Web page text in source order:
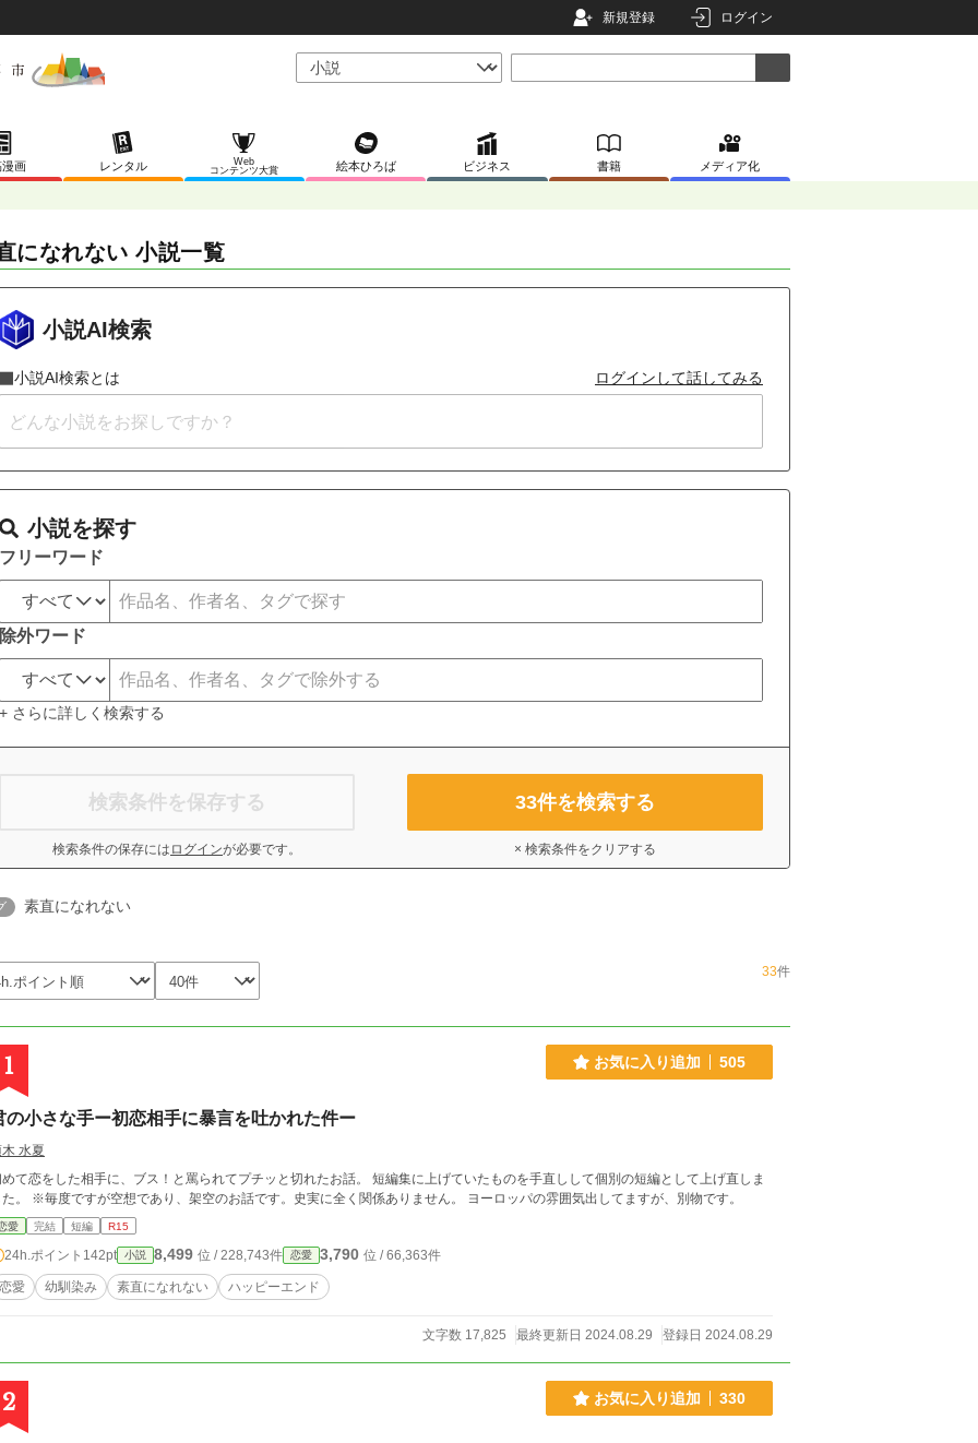
新規登録 ログイン
画 レンタル
Web
コンテンツ大賞
絵本ひろば ビジネス 書籍 メディア化
になれない 小説一覧
小説AI検索
小説AI検索とは ログインして話してみる
小説を探す
フリーワード
除外ワード
+ さらに詳しく検索する
検索条件を保存する
検索条件の保存には ログインが必要です。
33件を検索する
× 検索条件をクリアする
素直になれない
33件
1 お気に入り追加 505
の小さな手ー初恋相手に暴言を吐かれた件ー
水夏
恋をした相手に、ブス！と罵られてプチッと切れたお話。 短編集に上げていたものを手直しして個別の短編として上げ直しま
した。 ※毎度ですが空想であり、架空のお話です。史実に全く関係ありません。 ヨーロッパの雰囲気出してますが、別物です。
愛 完結 短編 R15
24h.ポイント 142pt 小説 8,499 位 / 228,743件 恋愛 3,790 位 / 66,363件
恋愛 幼馴染み 素直になれない ハッピーエンド
文字数 17,825 最終更新日 2024.08.29 登録日 2024.08.29
2 お気に入り追加 330